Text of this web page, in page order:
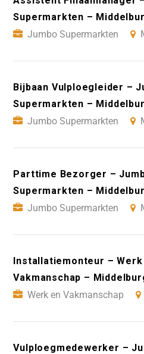
Supermarkten –
Jumbo Supermarkten
Bijbaan Vulploegleider –
Supermarkten –
Jumbo Supermarkten
Parttime Bezorger –
Supermarkten –
Jumbo Supermarkten
Installatiemonteur – Werk
Vakmanschap –
Werk en Vakmanschap
Vulploegmedewerker –